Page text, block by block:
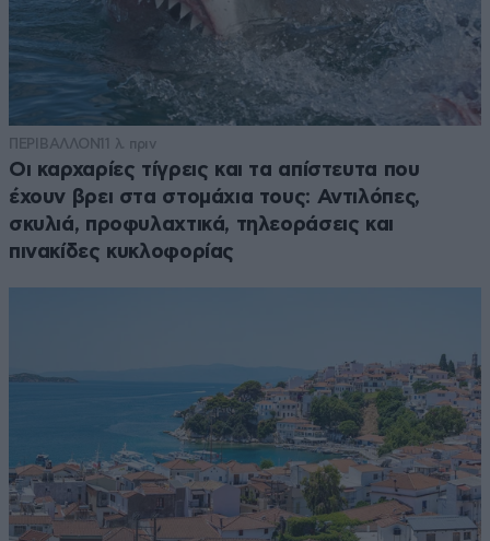
ΠΕΡΙΒΑΛΛΟΝ11 λ. πριν
Οι καρχαρίες τίγρεις και τα απίστευτα που
έχουν βρει στα στομάχια τους: Αντιλόπες,
σκυλιά, προφυλαχτικά, τηλεοράσεις και
πινακίδες κυκλοφορίας